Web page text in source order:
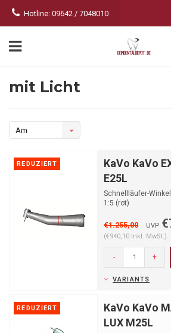
Hotline: 09642 / 7048010
mit Licht
Am
angesehen
REDUZIERT
KaVo KaVo
E25L
Schnellläufer-
1:5 (rot)
€1.255,00 UVP
(€940,10 Inkl. MwSt.)
- +
VARIANTS
REDUZIERT
KaVo KaVo
LUX M25L